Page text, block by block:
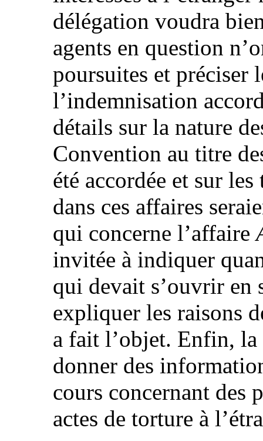
délégation voudra
agents en question
poursuites et préciser
l’indemnisation
détails sur la nature
Convention au titre
été accordée et sur
dans ces affaires
qui concerne l’affaire
invitée à indiquer
qui devait s’ouvrir en
expliquer les raisons
a fait l’objet. Enfin,
donner des
cours concernant des
actes de torture à